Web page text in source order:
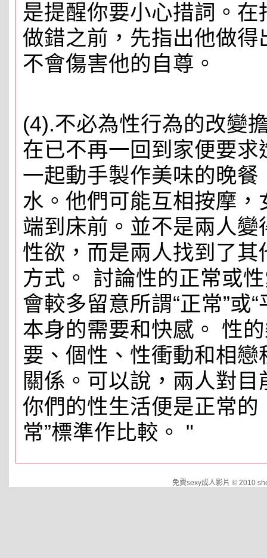
是提醒你要小心措詞。
做錯之前，先指出他做得
不會傷害他的自尊。
(4).不必為性行為的改變
在已不再一回到家便要
一起動手製作美味的晚
水。他們可能互相按摩
端到床前。並不是兩人
性欲，而是兩人找到了
方式。 討論性的正常或
會較多留意所謂“正常”或
本身的需要和快感。 性
要、個性、性衝動和相
關係。可以說，兩人對
你們的性生活便是正常的
常”標準作比較。 "
免費sexy成人影片 © 2010